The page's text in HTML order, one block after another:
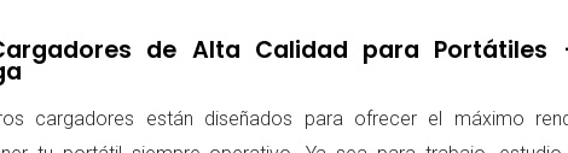
de Alta Calidad para
cargadores están diseñados para ofrecer el máximo